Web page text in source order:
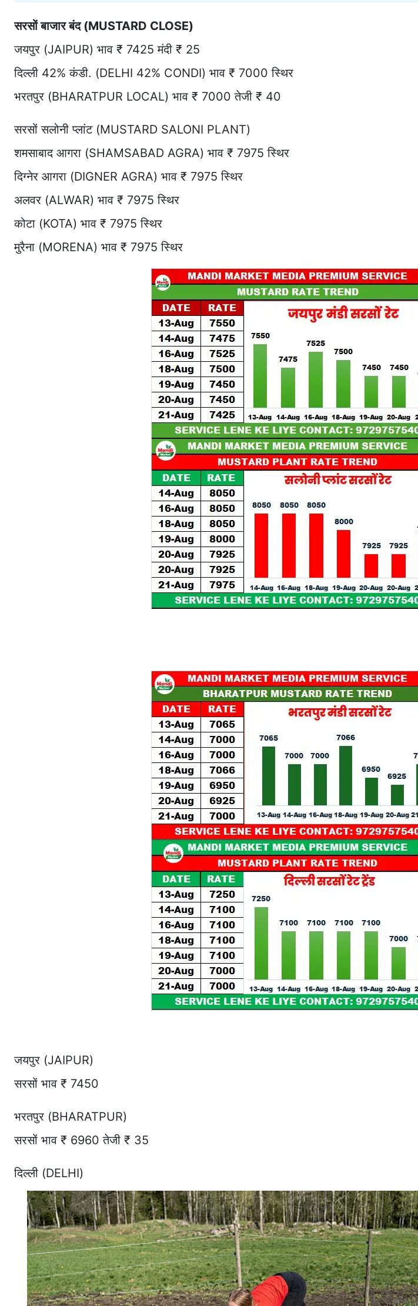
सरसों बाजार बंद (MUSTARD CLOSE)
जयपुर (JAIPUR) भाव ₹ 7425 मंदी ₹ 25
दिल्ली 42% कंडी. (DELHI 42% CONDI) भाव ₹ 7000 स्थिर
भरतपुर (BHARATPUR LOCAL) भाव ₹ 7000 तेजी ₹ 40
सरसों सलोनी प्लांट (MUSTARD SALONI PLANT)
शमसाबाद आगरा (SHAMSABAD AGRA) भाव ₹ 7975 स्थिर
दिग्नेर आगरा (DIGNER AGRA) भाव ₹ 7975 स्थिर
अलवर (ALWAR) भाव ₹ 7975 स्थिर
कोटा (KOTA) भाव ₹ 7975 स्थिर
मुरैना (MORENA) भाव ₹ 7975 स्थिर
जयपुर (JAIPUR)
सरसों भाव ₹ 7450
भरतपुर (BHARATPUR)
सरसों भाव ₹ 6960 तेजी ₹ 35
दिल्ली (DELHI)